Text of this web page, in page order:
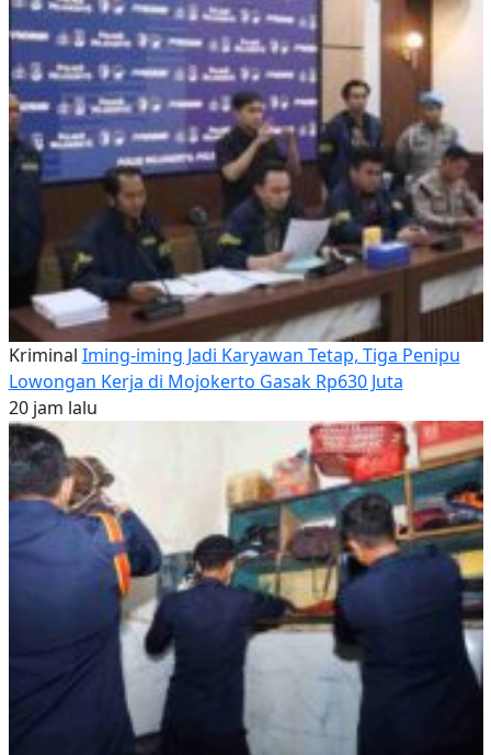
Kriminal Iming-iming Jadi Karyawan Tetap, Tiga Penipu
Lowongan Kerja di Mojokerto Gasak Rp630 Juta
20 jam lalu